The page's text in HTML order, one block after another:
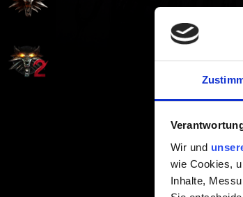
Wir und
wie Cookies,
Inhalte,